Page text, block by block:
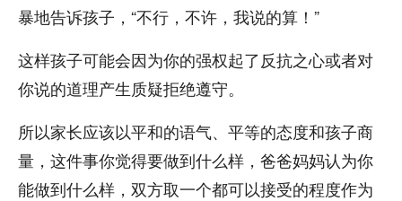
暴地告诉孩子，“不行，不许，我说的算！”
这样孩子可能会因为你的强权起了反抗之心或者对
你说的道理产生质疑拒绝遵守。
所以家长应该以平和的语气、平等的态度和孩子商
量，这件事你觉得要做到什么样，爸爸妈妈认为你
能做到什么样，双方取一个都可以接受的程度作为